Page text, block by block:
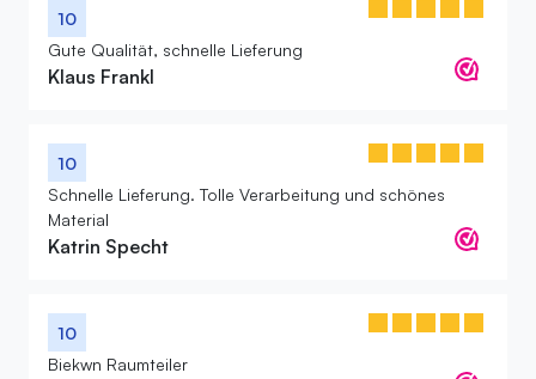
10
Gute Qualität, schnelle Lieferung
Klaus Frankl
10
Schnelle Lieferung. Tolle Verarbeitung und schönes
Material
Katrin Specht
10
Biekwn Raumteiler